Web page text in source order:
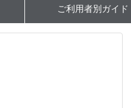
ご利用者別ガイド